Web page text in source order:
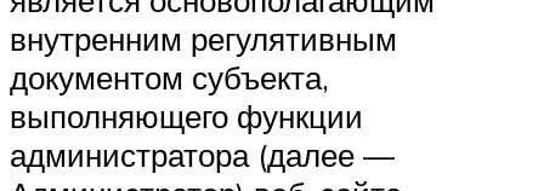
внутренним регулятивным
документом субъекта,
выполняющего функции
администратора (далее —